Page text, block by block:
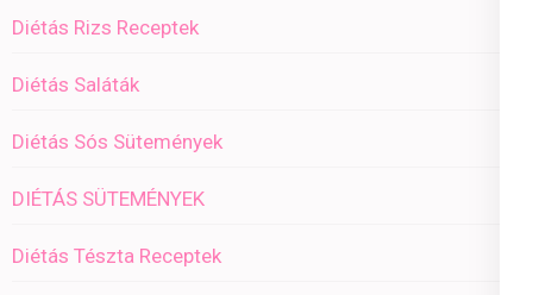
Diétás Rizs Receptek
Diétás Saláták
Diétás Sós Sütemények
DIÉTÁS SÜTEMÉNYEK
Diétás Tészta Receptek